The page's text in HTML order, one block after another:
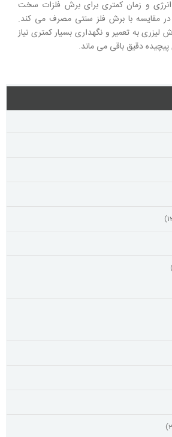
و زمان کمتری برای برش فلزات سخت
در مقایسه با برش فلز سنتی مصرف می کند.
به تعمیر و نگهداری بسیار کمتری نیاز
دقیق باقی می ماند.